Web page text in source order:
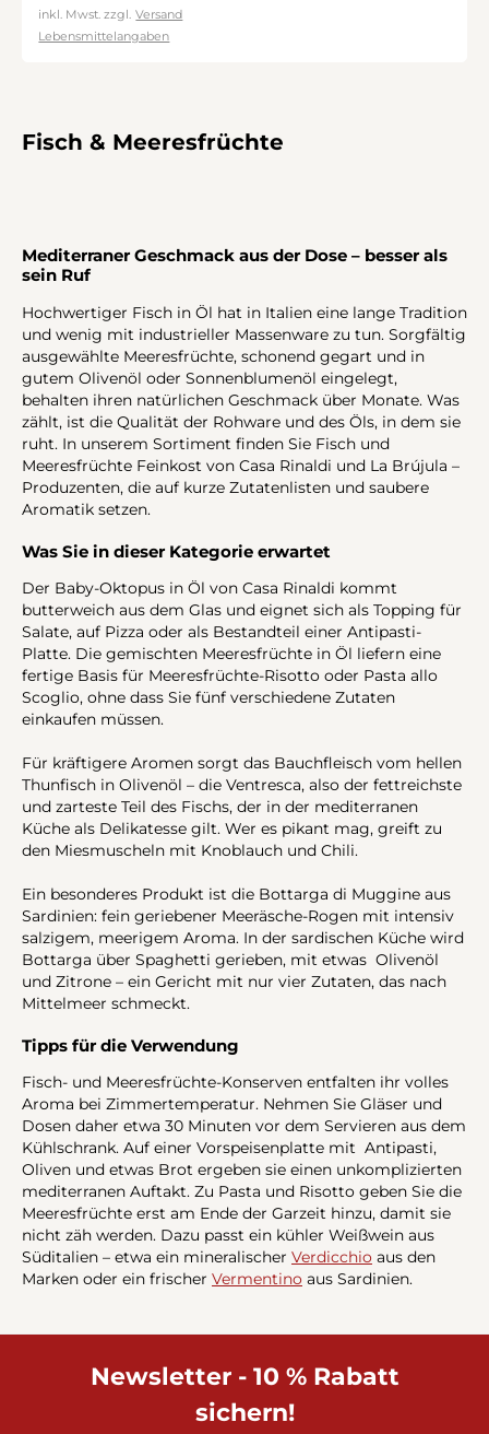
inkl. Mwst. zzgl. Versand
Lebensmittelangaben
Fisch & Meeresfrüchte
Mediterraner Geschmack aus der Dose – besser als
sein Ruf
Hochwertiger Fisch in Öl hat in Italien eine lange Tradition
und wenig mit industrieller Massenware zu tun. Sorgfältig
ausgewählte Meeresfrüchte, schonend gegart und in
gutem Olivenöl oder Sonnenblumenöl eingelegt,
behalten ihren natürlichen Geschmack über Monate. Was
zählt, ist die Qualität der Rohware und des Öls, in dem sie
ruht. In unserem Sortiment finden Sie Fisch und
Meeresfrüchte Feinkost von Casa Rinaldi und La Brújula –
Produzenten, die auf kurze Zutatenlisten und saubere
Aromatik setzen.
Was Sie in dieser Kategorie erwartet
Der Baby-Oktopus in Öl von Casa Rinaldi kommt
butterweich aus dem Glas und eignet sich als Topping für
Salate, auf Pizza oder als Bestandteil einer Antipasti-
Platte. Die gemischten Meeresfrüchte in Öl liefern eine
fertige Basis für Meeresfrüchte-Risotto oder Pasta allo
Scoglio, ohne dass Sie fünf verschiedene Zutaten
einkaufen müssen.
Für kräftigere Aromen sorgt das Bauchfleisch vom hellen
Thunfisch in Olivenöl – die Ventresca, also der fettreichste
und zarteste Teil des Fischs, der in der mediterranen
Küche als Delikatesse gilt. Wer es pikant mag, greift zu
den Miesmuscheln mit Knoblauch und Chili.
Ein besonderes Produkt ist die Bottarga di Muggine aus
Sardinien: fein geriebener Meeräsche-Rogen mit intensiv
salzigem, meerigem Aroma. In der sardischen Küche wird
Bottarga über Spaghetti gerieben, mit etwas Olivenöl
und Zitrone – ein Gericht mit nur vier Zutaten, das nach
Mittelmeer schmeckt.
Tipps für die Verwendung
Fisch- und Meeresfrüchte-Konserven entfalten ihr volles
Aroma bei Zimmertemperatur. Nehmen Sie Gläser und
Dosen daher etwa 30 Minuten vor dem Servieren aus dem
Kühlschrank. Auf einer Vorspeisenplatte mit Antipasti,
Oliven und etwas Brot ergeben sie einen unkomplizierten
mediterranen Auftakt. Zu Pasta und Risotto geben Sie die
Meeresfrüchte erst am Ende der Garzeit hinzu, damit sie
nicht zäh werden. Dazu passt ein kühler Weißwein aus
Süditalien – etwa ein mineralischer Verdicchio aus den
Marken oder ein frischer Vermentino aus Sardinien.
Newsletter - 10 % Rabatt
sichern!